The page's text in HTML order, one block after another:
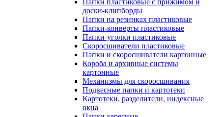
Папки пластиковые с прижимом и
доски-клипборды
Папки на резинках пластиковые
Папки-конверты пластиковые
Папки-уголки пластиковые
Скоросшиватели пластиковые
Папки и скоросшиватели картонные
Короба и архивные системы
картонные
Механизмы для скоросшивания
Подвесные папки и картотеки
Картотеки, разделители, индексные
окна